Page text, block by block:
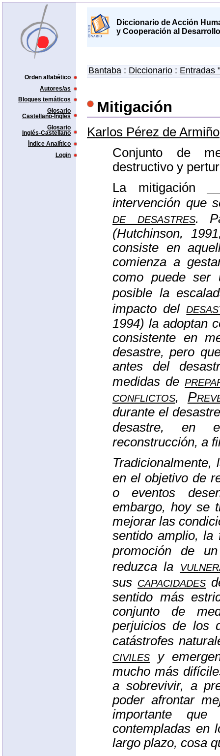
Orden alfabético
Autores/as
Bloques temáticos
Glosario
Castellano-Inglés
Glosario
Inglés-Castellano
Índice Analítico
Login
Diccionario de Acción
y Cooperación al Desarrollo
Bantaba: Diccionario: Entradas
Mitigación
Karlos Pérez de Armiño
Conjunto de
destructivo y
La mitigación
intervención que
de desastres.
(Hutchinson,
consiste en
comienza a
como puede
posible la
impacto del
1994) la adoptan
consistente en
desastre, pero
antes del
medidas de
conflictos,
durante el
desastre,
reconstrucción, a
en el objetivo de
o eventos
embargo, hoy se
mejorar las
sentido amplio, la
promoción de
reduzca la
sus capacidades
sentido más
conjunto de
perjuicios de los
catástrofes
civiles y
mucho más
a sobrevivir, a
poder afrontar
importante
contempladas en
largo plazo, cosa